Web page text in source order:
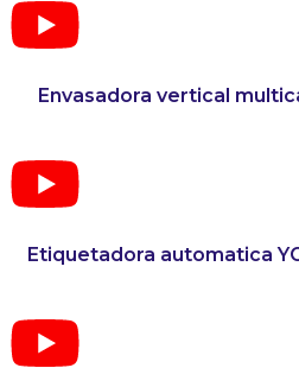
Envasadora vertical
Etiquetadora automatica